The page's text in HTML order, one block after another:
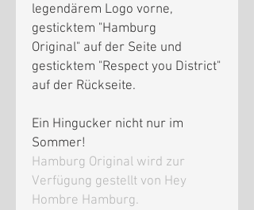
legendärem Logo vorne,
gesticktem "Hamburg
Original" auf der Seite und
gesticktem "Respect you District"
auf der Rückseite.
Ein Hingucker nicht nur im
Sommer!
Hamburg Original wird zur
Verfügung gestellt von Hey
Hombre Hamburg.